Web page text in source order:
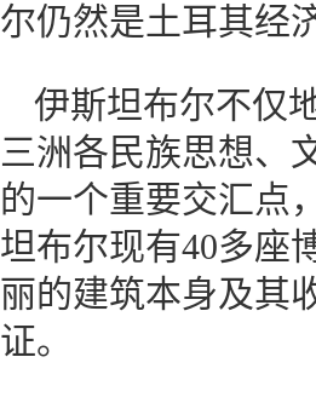
尔仍然是土耳其经
伊斯坦布尔不仅
三洲各民族思想、
的一个重要交汇点
坦布尔现有40多座
丽的建筑本身及其
证。